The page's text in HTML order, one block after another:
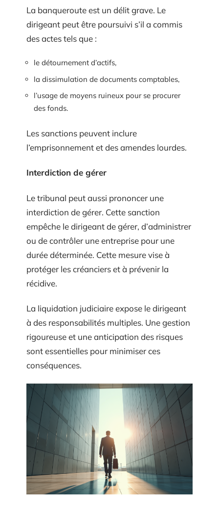
La banqueroute est un délit grave. Le
dirigeant peut être poursuivi s’il a commis
des actes tels que :
le détournement d’actifs,
la dissimulation de documents comptables,
l’usage de moyens ruineux pour se procurer
des fonds.
Les sanctions peuvent inclure
l’emprisonnement et des amendes lourdes.
Interdiction de gérer
Le tribunal peut aussi prononcer une
interdiction de gérer. Cette sanction
empêche le dirigeant de gérer, d’administrer
ou de contrôler une entreprise pour une
durée déterminée. Cette mesure vise à
protéger les créanciers et à prévenir la
récidive.
La liquidation judiciaire expose le dirigeant
à des responsabilités multiples. Une gestion
rigoureuse et une anticipation des risques
sont essentielles pour minimiser ces
conséquences.